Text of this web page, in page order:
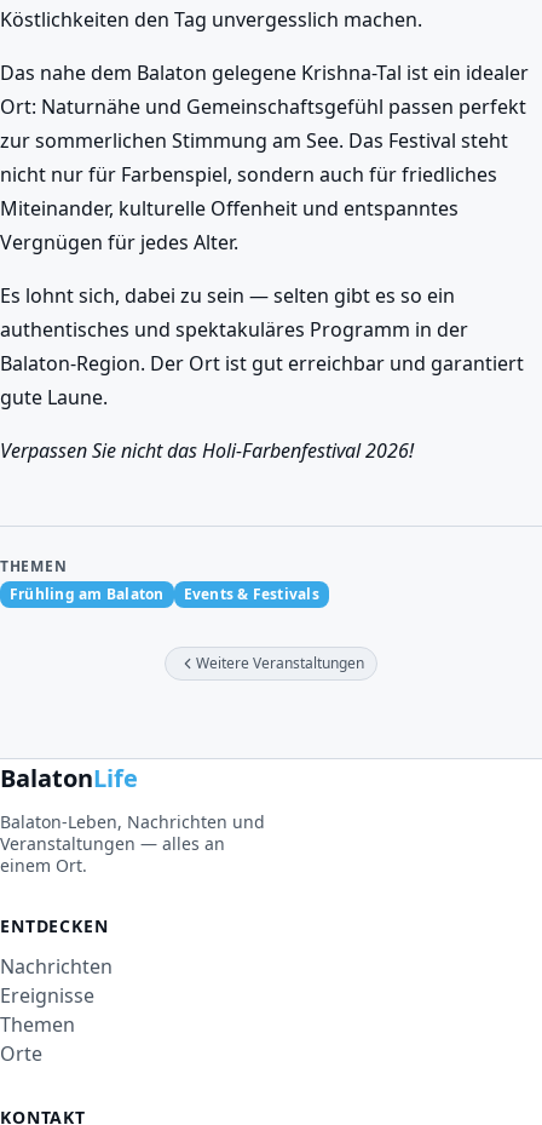
Köstlichkeiten den Tag unvergesslich machen.
Das nahe dem Balaton gelegene Krishna-Tal ist ein idealer
Ort: Naturnähe und Gemeinschaftsgefühl passen perfekt
zur sommerlichen Stimmung am See. Das Festival steht
nicht nur für Farbenspiel, sondern auch für friedliches
Miteinander, kulturelle Offenheit und entspanntes
Vergnügen für jedes Alter.
Es lohnt sich, dabei zu sein — selten gibt es so ein
authentisches und spektakuläres Programm in der
Balaton-Region. Der Ort ist gut erreichbar und garantiert
gute Laune.
Verpassen Sie nicht das Holi-Farbenfestival 2026!
THEMEN
Frühling am Balaton
Events & Festivals
Weitere Veranstaltungen
BalatonLife
Balaton-Leben, Nachrichten und
Veranstaltungen — alles an
einem Ort.
ENTDECKEN
Nachrichten
Ereignisse
Themen
Orte
KONTAKT